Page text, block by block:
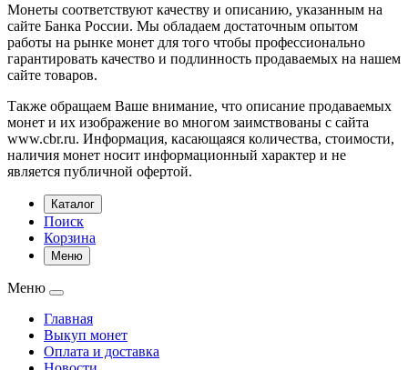
Монеты соответствуют качеству и описанию, указанным на
сайте Банка России. Мы обладаем достаточным опытом
работы на рынке монет для того чтобы профессионально
гарантировать качество и подлинность продаваемых на нашем
сайте товаров.
Также обращаем Ваше внимание, что описание продаваемых
монет и их изображение во многом заимствованы с сайта
www.cbr.ru. Информация, касающаяся количества, стоимости,
наличия монет носит информационный характер и не
является публичной офертой.
Каталог
Поиск
Корзина
Меню
Меню
Главная
Выкуп монет
Оплата и доставка